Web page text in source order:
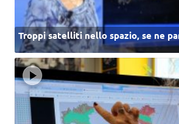
Troppi satelliti nello spazio, se ne